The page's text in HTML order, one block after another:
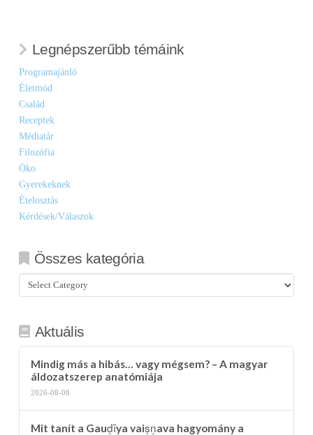
Legnépszerűbb témáink
Programajánló
Életmód
Család
Receptek
Médiatár
Filozófia
Öko
Gyerekeknek
Ételosztás
Kérdések/Válaszok
Összes kategória
Összes
kategória
Aktuális
Mindig más a hibás… vagy mégsem? – A magyar
áldozatszerep anatómiája
2026-08-08
Mit tanít a Gauḍīya vaiṣṇava hagyomány a